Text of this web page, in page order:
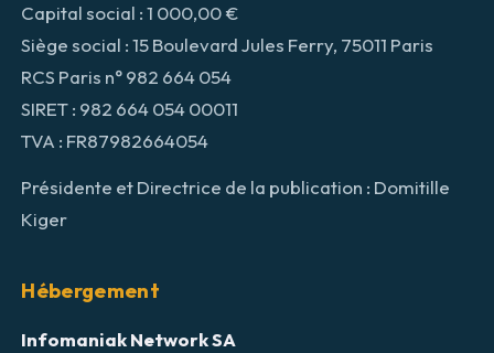
Capital social : 1 000,00 €
Siège social : 15 Boulevard Jules Ferry, 75011 Paris
RCS Paris n° 982 664 054
SIRET : 982 664 054 00011
TVA : FR87982664054
Présidente et Directrice de la publication : Domitille
Kiger
Hébergement
Infomaniak Network SA